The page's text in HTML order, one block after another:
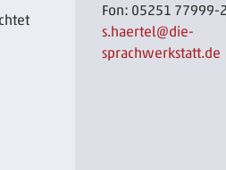
Fon: 05251 77999-
s.haertel@die-
sprachwerkstatt.de